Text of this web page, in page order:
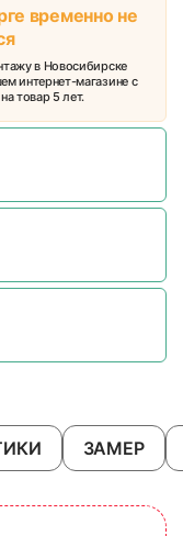
временно не
в Новосибирске
интернет-магазине с
товар 5 лет.
ЗАМЕР